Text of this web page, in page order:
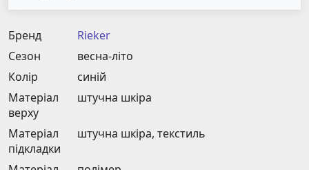
Бренд
Rieker
Сезон
весна-літо
Колір
синій
Матеріал
верху
штучна шкіра
Матеріал
підкладки
штучна шкіра, текстиль